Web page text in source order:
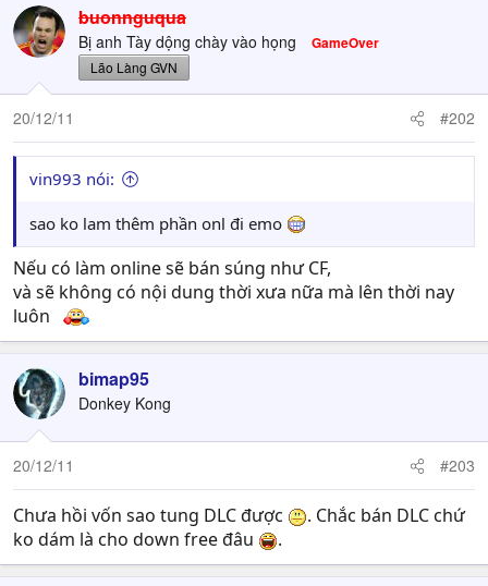
buonnguqua
Bị anh Tày dộng chày vào họng GameOver
Lão Làng GVN
20/12/11 #202
vin993 nói:
sao ko lam thêm phần onl đi emo
Nếu có làm online sẽ bán súng như CF,
và sẽ không có nội dung thời xưa nữa mà lên thời nay
luôn
bimap95
Donkey Kong
20/12/11 #203
Chưa hồi vốn sao tung DLC được
. Chắc bán DLC chứ
ko dám là cho down free đâu
.